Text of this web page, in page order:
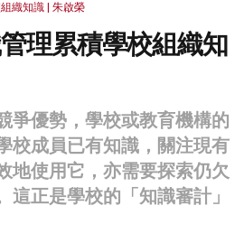
織知識 | 朱啟榮
理累積學校組織知
爭優勢，學校或教育機構的
校成員已有知識，關注現有
地使用它，亦需要探索仍欠
這正是學校的「知識審計」